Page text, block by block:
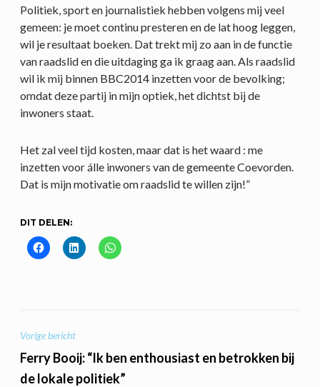
Politiek, sport en journalistiek hebben volgens mij veel
gemeen: je moet continu presteren en de lat hoog leggen,
wil je resultaat boeken. Dat trekt mij zo aan in de functie
van raadslid en die uitdaging ga ik graag aan. Als raadslid
wil ik mij binnen BBC2014 inzetten voor de bevolking;
omdat deze partij in mijn optiek, het dichtst bij de
inwoners staat.
Het zal veel tijd kosten, maar dat is het waard : me
inzetten voor álle inwoners van de gemeente Coevorden.
Dat is mijn motivatie om raadslid te willen zijn!”
DIT DELEN:
BERICHT
NAVIGATIE
Vorige bericht
Ferry Booij: “Ik ben enthousiast en betrokken bij
de lokale politiek”